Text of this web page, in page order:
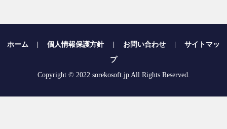
ホーム 個人情報保護方針 お問い合わせ
サイトマッ
プ
Copyright © 2022 sorekosoft.jp All Rights Reserved.